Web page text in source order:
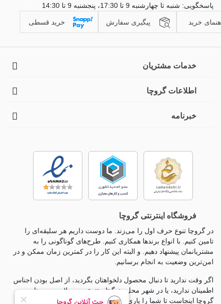
پاسخگویی: شنبه تا چهارشنبه 9 تا 17:30، پنجشنبه 9 تا 14:30
خرید پیگیری سفارش خرید قسطی
خدمات مشتریان
اطلاعات گروچا
خبرنامه
فروشگاه اینترنتی گروچا
در گروچا تنوع حرف اول را می‌زند. ما دوست داریم هر سلیقه‌ای را
تامین کنیم. با انواع برندها همکاری کنیم. طرح‌های گوناگونی را به
مشتریانمان پیشنهاد دهیم. و البته این کار را در کمترین زمان ممکن و در
امن‌ترین وضعیت به انجام برسانیم.
اگر وقت ندارید تا دنبال محصول دلخواهتان بگردید، از اصل بودن اجناس
اطمینان ندارید، یا در شهر محل زندگیتان تنوع محصولات بی معناست،
گروچا اینجاست تا شما را یاری کند.